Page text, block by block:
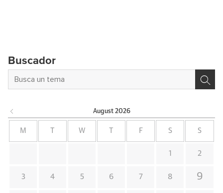
Buscador
August 2026
M W F S S
1 2
3 4 5 6 7 8 9